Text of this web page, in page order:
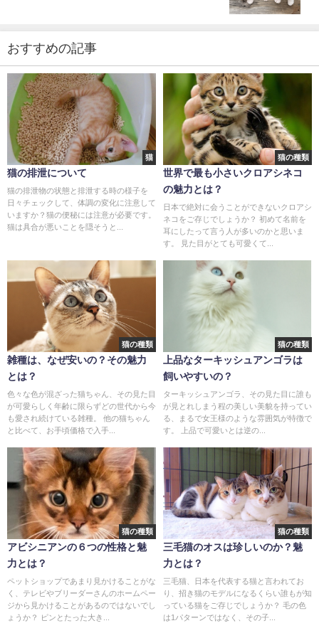
おすすめの記事
猫
猫の排泄について
猫の排泄物の状態と排泄する時の様子を
日々チェックして、体調の変化に注意して
いますか？猫の便秘には注意が必要です。
猫は具合が悪いことを隠そうと...
猫の種類
世界で最も小さいクロアシネコ
の魅力とは？
日本で絶対に会うことができないクロアシ
ネコをご存じでしょうか？ 初めて名前を
耳にしたって言う人が多いのかと思いま
す。 見た目がとても可愛くて...
猫の種類
雑種は、なぜ安いの？その魅力
とは？
色々な色が混ざった猫ちゃん、その見た目
が可愛らしく年齢に限らずどの世代から今
も愛され続けている雑種。 他の猫ちゃん
と比べて、お手頃価格で入手...
猫の種類
上品なターキッシュアンゴラは
飼いやすいの？
ターキッシュアンゴラ、その見た目に誰も
が見とれしまう程の美しい美貌を持ってい
る、まるで女王様のような雰囲気が特徴で
す。 上品で可愛いとは逆の...
猫の種類
アビシニアンの６つの性格と魅
力とは？
ペットショップであまり見かけることがな
く、テレビやブリーダーさんのホームペー
ジから見かけることがあるのではないでし
ょうか？ ピンとたった大き...
猫の種類
三毛猫のオスは珍しいのか？魅
力とは？
三毛猫、日本を代表する猫と言われてお
り、招き猫のモデルになるくらい誰もが知
っている猫をご存じでしょうか？ 毛の色
は1パターンではなく、その子...